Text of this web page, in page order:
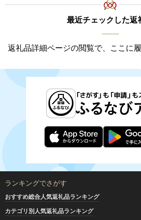
最近チェックした返
返礼品詳細ページの閲覧で、ここに
ランキングでさがす
おすすめ総合人気返礼品ランキング
カテゴリ別人気返礼品ランキング